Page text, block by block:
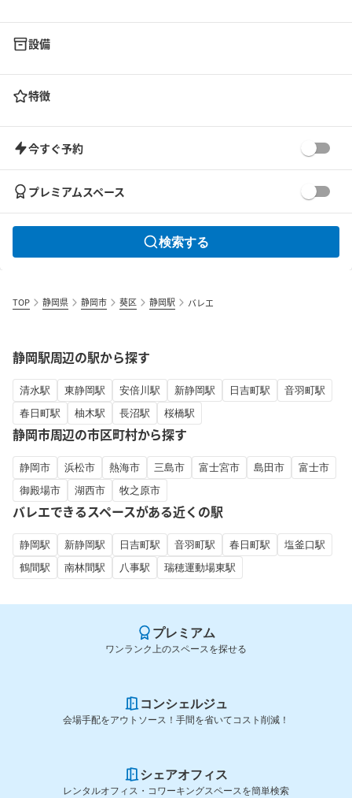
設備
特徴
今すぐ予約
プレミアムスペース
検索する
TOP 静岡県 静岡市 葵区 静岡駅 バレエ
静岡駅周辺の駅から探す
清水駅 東静岡駅 安倍川駅 新静岡駅 日吉町駅
音羽町駅
春日町駅
柚木駅 長沼駅 桜橋駅
静岡市周辺の市区町村から探す
静岡市 浜松市 熱海市 三島市 富士宮市 島田市
富士市
御殿場市
湖西市 牧之原市
バレエできるスペースがある近くの駅
静岡駅 新静岡駅 日吉町駅 音羽町駅 春日町駅
塩釜口駅
鶴間駅
南林間駅 八事駅 瑞穂運動場東駅
プレミアム
ワンランク上のスペースを探せる
コンシェルジュ
会場手配をアウトソース！手間を省いてコスト削減！
シェアオフィス
レンタルオフィス・コワーキングスペースを簡単検索